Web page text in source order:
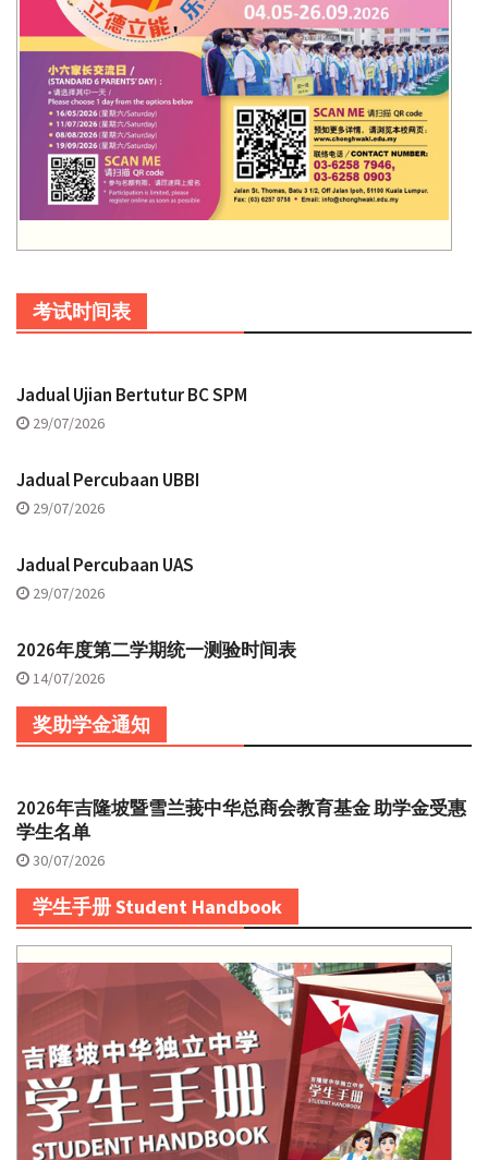
考试时间表
Jadual Ujian Bertutur BC SPM
29/07/2026
Jadual Percubaan UBBI
29/07/2026
Jadual Percubaan UAS
29/07/2026
2026年度第二学期统一测验时间表
14/07/2026
奖助学金通知
2026年吉隆坡暨雪兰莪中华总商会教育基金 助学金受惠
学生名单
30/07/2026
学生手册 Student Handbook